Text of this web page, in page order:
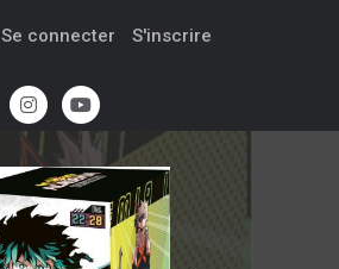
Se connecter S'inscrire